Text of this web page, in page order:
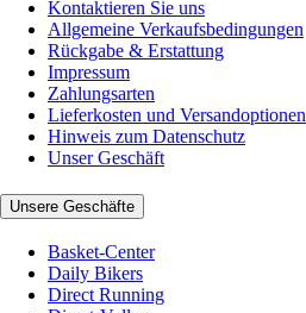
Kontaktieren Sie uns
Allgemeine Verkaufsbedingungen
Rückgabe & Erstattung
Impressum
Zahlungsarten
Lieferkosten und Versandoptionen
Hinweis zum Datenschutz
Unser Geschäft
Unsere Geschäfte
Basket-Center
Daily Bikers
Direct Running